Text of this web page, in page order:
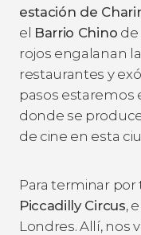
estación de
el Barrio Chino de
rojos engalanan
restaurantes y
pasos estaremos
donde se
de cine en esta
Para terminar por
Piccadilly Circus,
Londres. Allí, nos